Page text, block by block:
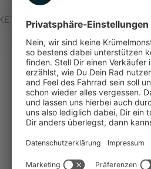
KETTENSCHALTUNG
SHIMANO
SHIMANO CUES U6000
SHIMANO CUES U6000
MEHR ANZEIGEN